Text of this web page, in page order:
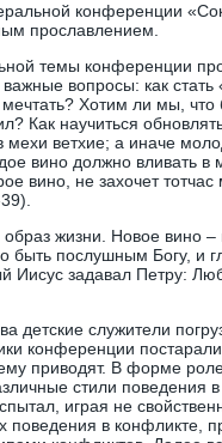
конференции
прославлением.
темы конференции
важные вопросы: как
Хотим ли мы,
Как научиться
мехи ветхие; а иначе
вино должно вливать в
вино, не захочет
жизни. Новое вино
быть послушным Богу, и
Иисус задавал Петру:
детские служители
конференции
приводят. В форме
стили поведения
играя не
поведения в конфликте,